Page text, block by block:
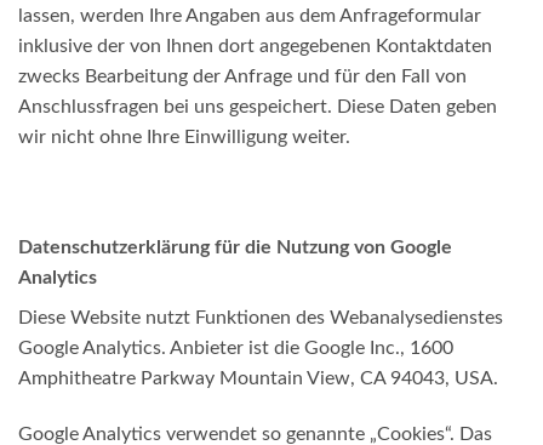
lassen, werden Ihre Angaben aus dem Anfrageformular
inklusive der von Ihnen dort angegebenen Kontaktdaten
zwecks Bearbeitung der Anfrage und für den Fall von
Anschlussfragen bei uns gespeichert. Diese Daten geben
wir nicht ohne Ihre Einwilligung weiter.
Datenschutzerklärung für die Nutzung von Google
Analytics
Diese Website nutzt Funktionen des Webanalysedienstes
Google Analytics. Anbieter ist die Google Inc., 1600
Amphitheatre Parkway Mountain View, CA 94043, USA.
Google Analytics verwendet so genannte „Cookies“. Das